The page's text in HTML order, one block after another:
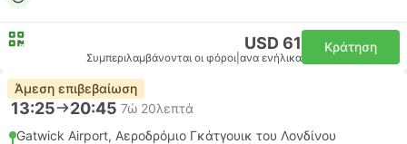
USD 61
Συμπεριλαμβάνονται οι φόροι ανα ενήλικα
Κράτηση
Άμεση επιβεβαίωση
13:25 20:45 7ώ 20λεπτά
Gatwick Airport, Αεροδρόμιο Γκάτγουικ του Λονδίνου